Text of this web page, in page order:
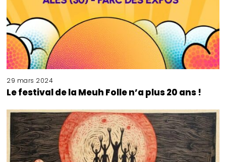
29 mars 2024
Le festival de la Meuh Folle n’a plus 20 ans !